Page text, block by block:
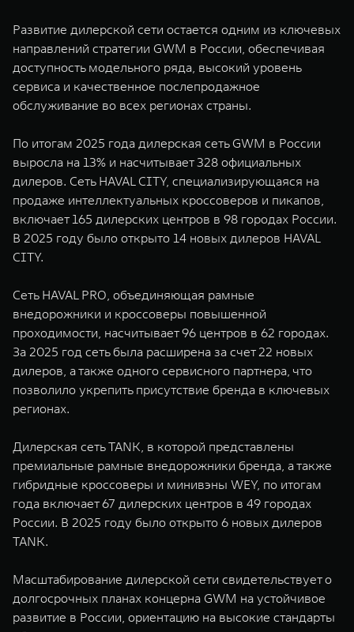
Развитие дилерской сети остается одним из ключевых
направлений стратегии GWM в России, обеспечивая
доступность модельного ряда, высокий уровень
сервиса и качественное послепродажное
обслуживание во всех регионах страны.
По итогам 2025 года дилерская сеть GWM в России
выросла на 13% и насчитывает 328 официальных
дилеров. Сеть HAVAL CITY, специализирующаяся на
продаже интеллектуальных кроссоверов и пикапов,
включает 165 дилерских центров в 98 городах России.
В 2025 году было открыто 14 новых дилеров HAVAL
CITY.
Сеть HAVAL PRO, объединяющая рамные
внедорожники и кроссоверы повышенной
проходимости, насчитывает 96 центров в 62 городах.
За 2025 год сеть была расширена за счет 22 новых
дилеров, а также одного сервисного партнера, что
позволило укрепить присутствие бренда в ключевых
регионах.
Дилерская сеть TANK, в которой представлены
премиальные рамные внедорожники бренда, а также
гибридные кроссоверы и минивэны WEY, по итогам
года включает 67 дилерских центров в 49 городах
России. В 2025 году было открыто 6 новых дилеров
TANK.
Масштабирование дилерской сети свидетельствует о
долгосрочных планах концерна GWM на устойчивое
развитие в России, ориентацию на высокие стандарты